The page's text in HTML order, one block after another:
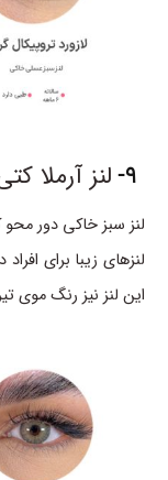
9- لنز آرملا
لنز سبز خاکی دور محو
لنزهای زیبا برای
این لنز نیز رنگ موی